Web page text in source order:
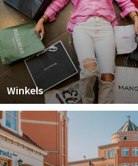
Bezienswaardigheden
Musea, theaters & podia
Uitjes & activiteiten
Natuurgebieden
Baroniepoorten
Inloggen
Winkels